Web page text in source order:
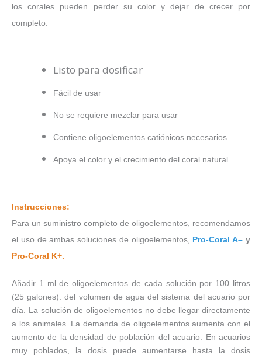
los corales pueden perder su color y dejar de crecer por
completo.
Listo para dosificar
Fácil de usar
No se requiere mezclar para usar
Contiene oligoelementos catiónicos necesarios
Apoya el color y el crecimiento del coral natural.
Instrucciones:
Para un suministro completo de oligoelementos, recomendamos
el uso de ambas soluciones de oligoelementos, Pro-Coral A– y
Pro-Coral K+.
Añadir 1 ml de oligoelementos de cada solución por 100 litros
(25 galones). del volumen de agua del sistema del acuario por
día. La solución de oligoelementos no debe llegar directamente
a los animales. La demanda de oligoelementos aumenta con el
aumento de la densidad de población del acuario. En acuarios
muy poblados, la dosis puede aumentarse hasta la dosis